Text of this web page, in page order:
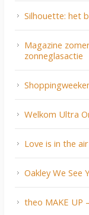
Silhouette: het
Magazine
zonneglasactie
Welkom Ultra
Love is in the air
Oakley We See
theo MAKE UP